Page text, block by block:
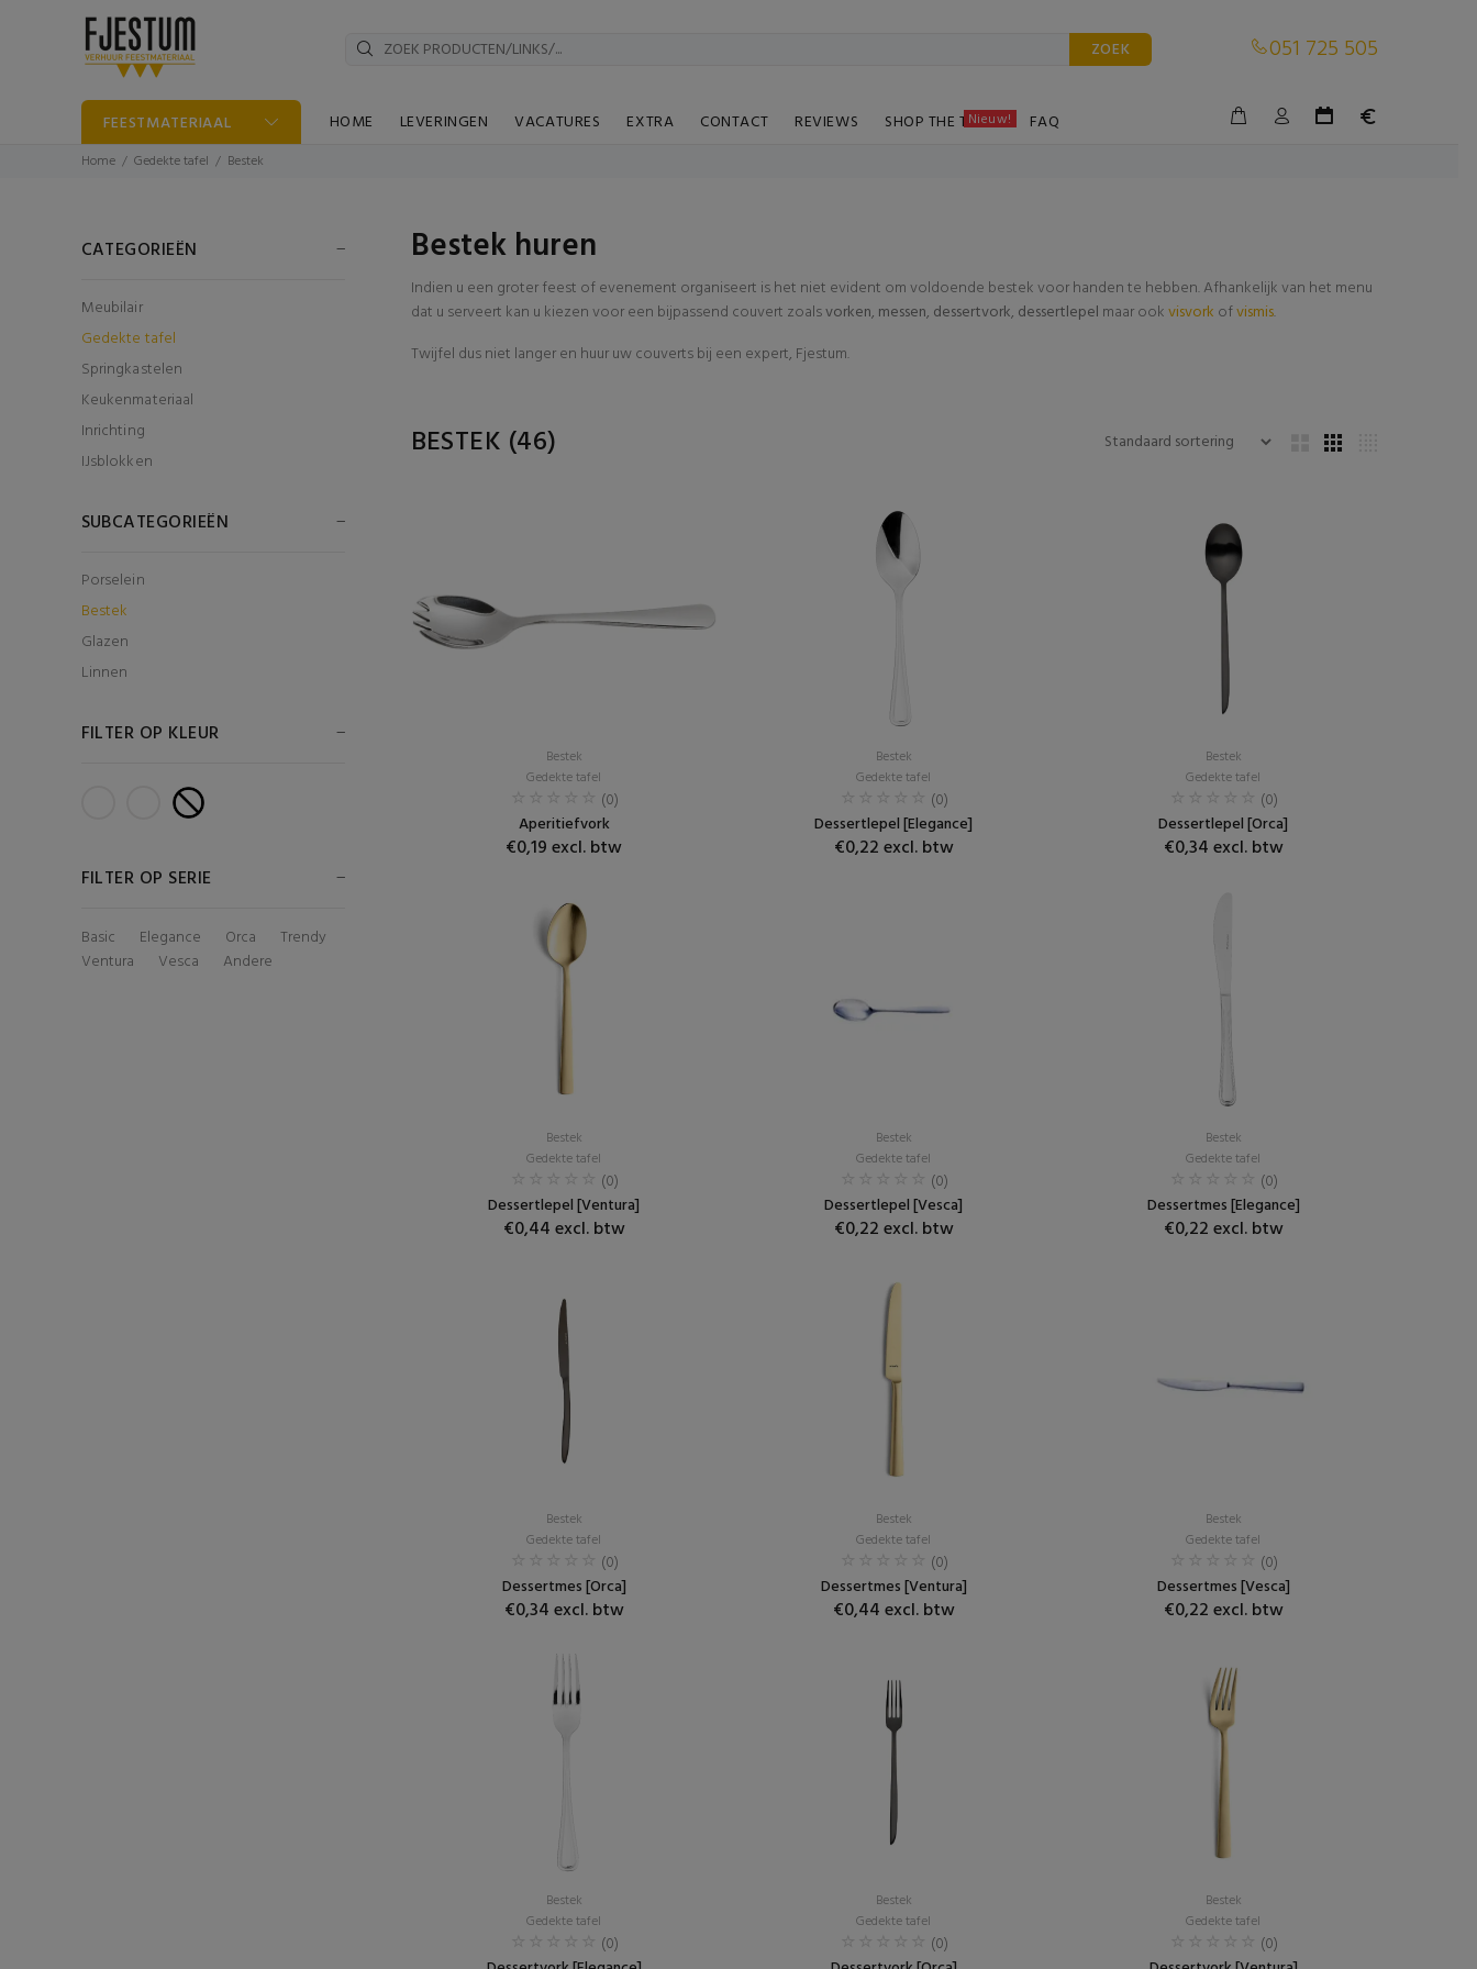
ZOEK 051 725 505
FEESTMATERIAAL HOME LEVERINGEN VACATURES EXTRA CONTACT REVIEWS SHOP THE TABLE
Nieuw! FAQ
Home Gedekte tafel Bestek
CATEGORIEËN
Meubilair
Gedekte tafel
Springkastelen
Keukenmateriaal
Inrichting
IJsblokken
SUBCATEGORIEËN
Porselein
Bestek
Glazen
Linnen
FILTER OP KLEUR
FILTER OP SERIE
Basic Elegance Orca
Trendy
Ventura
Vesca Andere
Bestek huren
Indien u een groter feest of evenement organiseert is het niet evident om voldoende bestek voor handen te hebben. Afhankelijk van het menu
dat u serveert kan u kiezen voor een bijpassend couvert zoalsvorken, messen, dessertvork, dessertlepel maar ookvisvork ofvismis.
Twijfel dus niet langer en huur uw couverts bij een expert, Fjestum.
BESTEK (46)
Bestek
Gedekte tafel
(0)
Aperitiefvork
€0,19 excl. btw
Bestek
Gedekte tafel
(0)
Dessertlepel [Elegance]
€0,22 excl. btw
Bestek
Gedekte tafel
(0)
Dessertlepel [Orca]
€0,34 excl. btw
Bestek
Gedekte tafel
(0)
Dessertlepel [Ventura]
€0,44 excl. btw
Bestek
Gedekte tafel
(0)
Dessertlepel [Vesca]
€0,22 excl. btw
Bestek
Gedekte tafel
(0)
Dessertmes [Elegance]
€0,22 excl. btw
Bestek
Gedekte tafel
(0)
Dessertmes [Orca]
€0,34 excl. btw
Bestek
Gedekte tafel
(0)
Dessertmes [Ventura]
€0,44 excl. btw
Bestek
Gedekte tafel
(0)
Dessertmes [Vesca]
€0,22 excl. btw
Bestek
Gedekte tafel
(0)
Bestek
Gedekte tafel
(0)
Bestek
Gedekte tafel
(0)